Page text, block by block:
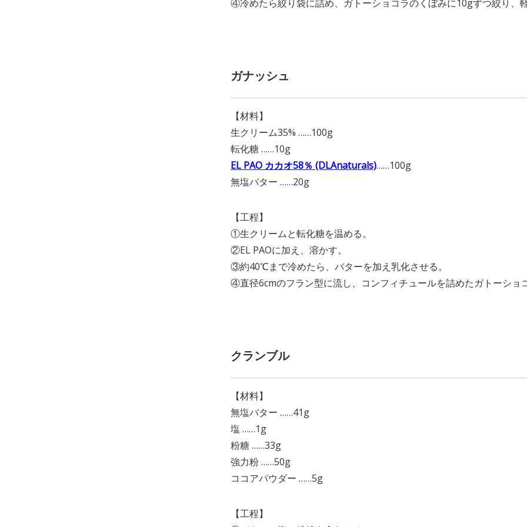
④冷めたら絞り袋に詰め、ガトーショコラのくぼみに10gずつ絞り、
ガナッシュ
【材料】
生クリーム35% ……100g
転化糖 ……10g
EL PAO カカオ58％ (DLAnaturals)……100g
無塩バター ……20g
【工程】
①生クリームと転化糖を温める。
②EL PAOに加え、溶かす。
③約40℃まで冷めたら、バターを加え乳化させる。
④直径6cmのフラン型に流し、コンフィチュールを詰めたガトーショ
クランブル
【材料】
無塩バター ……41g
塩 ……1g
粉糖 ……33g
強力粉 ……50g
ココアパウダー ……5g
【工程】